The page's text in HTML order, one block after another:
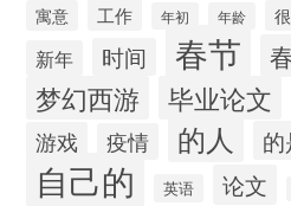
寓意 工作 年初 年龄
新年 时间 春节
梦幻西游 毕业论文
游戏 疫情 的人 的
自己的 英语 论文